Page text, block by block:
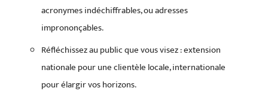
acronymes indéchiffrables, ou adresses
imprononçables.
Réfléchissez au public que vous visez : extension
nationale pour une clientèle locale, internationale
pour élargir vos horizons.